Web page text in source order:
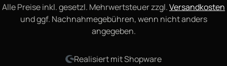
Alle Preise inkl. gesetzl. Mehrwertsteuer zzgl.Versandkosten
und ggf. Nachnahmegebühren, wenn nicht anders
angegeben.
Realisiert mit Shopware